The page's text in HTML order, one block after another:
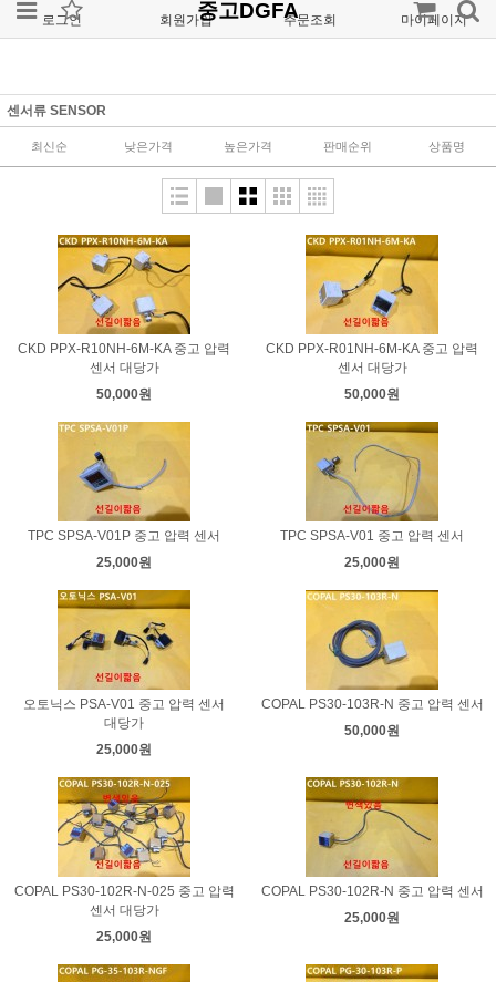
로그인 회원가입 주문조회 마이페이지
중고DGFA
센서류 SENSOR
최신순 낮은가격 높은가격 판매순위 상품명
CKD PPX-R10NH-6M-KA 중고 압력
센서 대당가
50,000원
CKD PPX-R01NH-6M-KA 중고 압력
센서 대당가
50,000원
TPC SPSA-V01P 중고 압력 센서
25,000원
TPC SPSA-V01 중고 압력 센서
25,000원
오토닉스 PSA-V01 중고 압력 센서
대당가
25,000원
COPAL PS30-103R-N 중고 압력 센서
50,000원
COPAL PS30-102R-N-025 중고 압력
센서 대당가
25,000원
COPAL PS30-102R-N 중고 압력 센서
25,000원